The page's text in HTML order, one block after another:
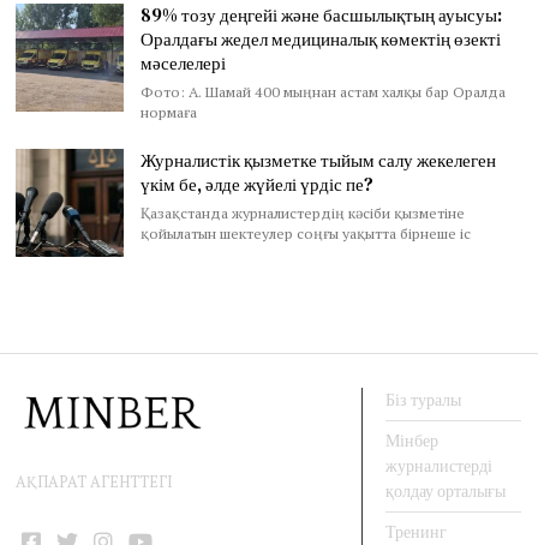
89% тозу деңгейі және басшылықтың ауысуы:
Оралдағы жедел медициналық көмектің өзекті
мәселелері
Фото: А. Шамай 400 мыңнан астам халқы бар Оралда
нормаға
Журналистік қызметке тыйым салу жекелеген
үкім бе, әлде жүйелі үрдіс пе?
Қазақстанда журналистердің кәсіби қызметіне
қойылатын шектеулер соңғы уақытта бірнеше іс
АҚПАРАТ АГЕНТТЕГІ
Біз туралы
Мінбер
журналистерді
қолдау орталығы
Тренинг